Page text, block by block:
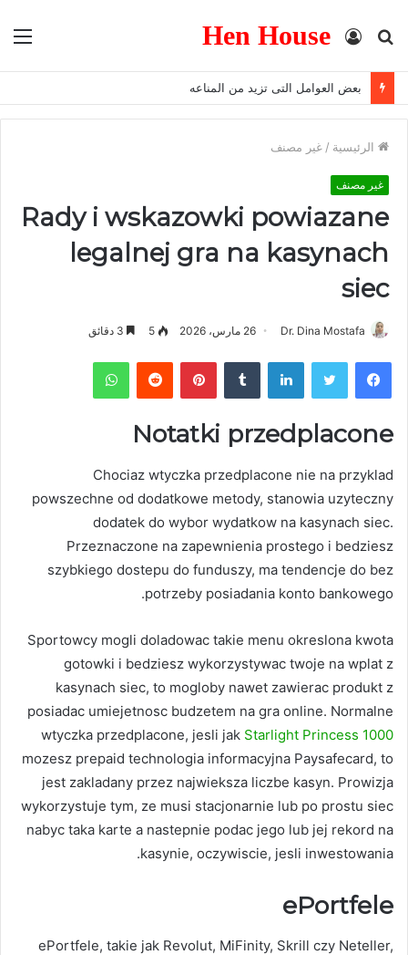
Hen House
بحث
تسجيل
بعض العوامل التى تزيد من المناعه
الرئيسية / غير مصنف
غير مصنف
Rady i wskazowki powiazane
legalnej gra na kasynach
siec
Dr. Dina Mostafa 26 مارس، 2026 5
فيسبوك لينكدإن بينتيريست
Notatki przedplacone
Chociaz wtyczka przedplacone nie na przyklad
powszechne od dodatkowe metody, stanowia uzyteczny
dodatek do wybor wydatkow na kasynach siec.
Przeznaczone na zapewnienia prostego i bedziesz
szybkiego dostepu do funduszy, ma tendencje do bez
potrzeby posiadania konto bankowego.
Sportowcy mogli doladowac takie menu okreslona kwota
gotowki i bedziesz wykorzystywac twoje na wplat z
kasynach siec, to mogloby nawet zawierac produkt z
posiadac umiejetnosc budzetem na gra online. Normalne
wtyczka przedplacone, jesli jak Starlight Princess 1000
mozesz prepaid technologia informacyjna Paysafecard, to
jest zakladany przez najwieksza liczbe kasyn. Prowizja
wykorzystuje tym, ze musi stacjonarnie lub po prostu siec
nabyc taka karte a nastepnie podac jego lub jej rekord na
kasynie, oczywiscie, jesli inwestowania.
ePortfele
ePortfele, takie jak Revolut, MiFinity, Skrill czy Neteller,